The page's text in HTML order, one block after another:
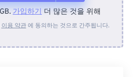
에서
가입하기 더 많은 것을 위해
이용 약관에 동의하는 것으로 간주됩니다.